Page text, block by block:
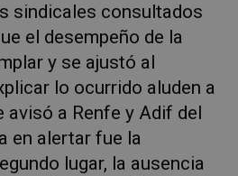
sindicales consultados
el desempeño de la
y se ajustó al
lo ocurrido aluden a
a Renfe y Adif del
en alertar fue la
lugar, la ausencia